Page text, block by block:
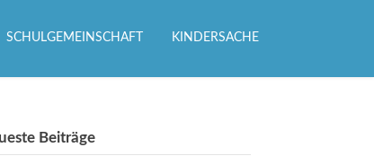
SCHULGEMEINSCHAFT KINDERSACHE
Beiträge